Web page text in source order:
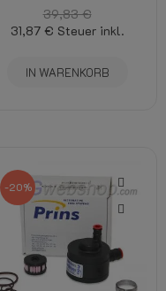
39,83 €
31,87 € Steuer inkl.
IN WARENKORB
-20%